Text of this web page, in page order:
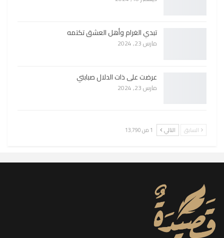
تبدي الغرام وأهل العشق تكتمه
مارس 23, 2024
عرضت على ذات الدلال صبابتي
مارس 23, 2024
السابق التالي 1 من 13٬790